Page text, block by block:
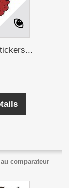
comparateur